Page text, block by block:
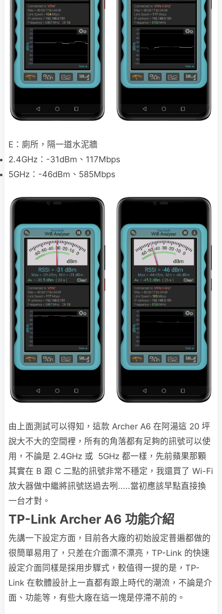
E：廁所，隔一道水泥牆
2.4GHz：-31dBm、117Mbps
5GHz：-46dBm、585Mbps
由上面測試可以得知，這款 Archer A6 在阿湯這 20 坪
說大不大的空間裡，所有的角落都有足夠的訊號可以使
用，不論是 2.4GHz 或 5GHz 都一樣，先前蘋果那顆
其實在 B 跟 C 二點的訊號非常不穩定，我還買了 Wi-Fi
放大器做中繼將訊號送過去咧.....當初應該早點直接換
一台才對。
TP-Link Archer A6 功能介紹
先講一下設定方面，目前各大廠的初始設定普遍都做的
很簡單易用了，只差在介面漂不漂亮，TP-Link 的快速
設定介面同樣是採用步驟式，較值得一提的是，TP-
Link 在軟體設計上一直都有跟上時代的潮流，不論是介
面、功能等，有些大廠在這一塊是停滯不前的。